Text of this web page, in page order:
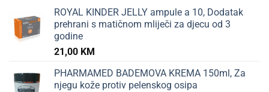
ROYAL KINDER JELLY ampule a 10, Dodatak
prehrani s matičnom mliječi za djecu od 3
godine
21,00 KM
PHARMAMED BADEMOVA KREMA 150ml, Za
njegu kože protiv pelenskog osipa